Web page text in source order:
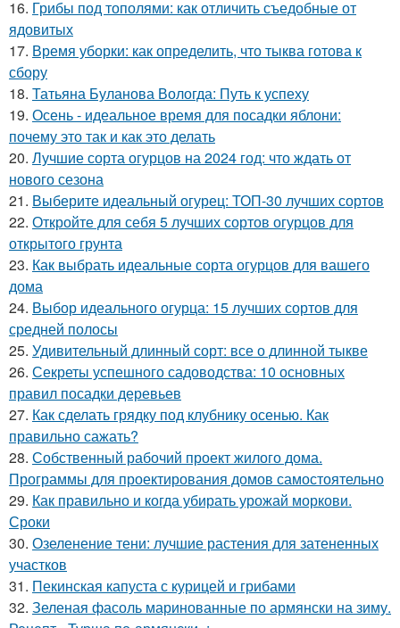
16. Грибы под тополями: как отличить съедобные от
ядовитых
17. Время уборки: как определить, что тыква готова к
сбору
18. Татьяна Буланова Вологда: Путь к успеху
19. Осень - идеальное время для посадки яблони:
почему это так и как это делать
20. Лучшие сорта огурцов на 2024 год: что ждать от
нового сезона
21. Выберите идеальный огурец: ТОП-30 лучших сортов
22. Откройте для себя 5 лучших сортов огурцов для
открытого грунта
23. Как выбрать идеальные сорта огурцов для вашего
дома
24. Выбор идеального огурца: 15 лучших сортов для
средней полосы
25. Удивительный длинный сорт: все о длинной тыкве
26. Секреты успешного садоводства: 10 основных
правил посадки деревьев
27. Как сделать грядку под клубнику осенью. Как
правильно сажать?
28. Собственный рабочий проект жилого дома.
Программы для проектирования домов самостоятельно
29. Как правильно и когда убирать урожай моркови.
Сроки
30. Озеленение тени: лучшие растения для затененных
участков
31. Пекинская капуста с курицей и грибами
32. Зеленая фасоль маринованные по армянски на зиму.